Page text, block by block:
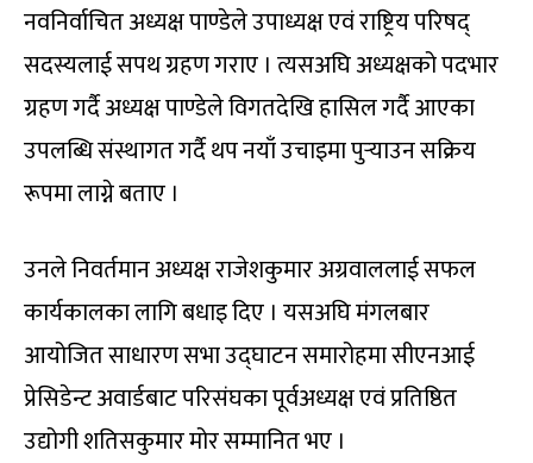
नवनिर्वाचित अध्यक्ष पाण्डेले उपाध्यक्ष एवं राष्ट्रिय परिषद्
सदस्यलाई सपथ ग्रहण गराए । त्यसअघि अध्यक्षको पदभार
ग्रहण गर्दै अध्यक्ष पाण्डेले विगतदेखि हासिल गर्दै आएका
उपलब्धि संस्थागत गर्दै थप नयाँ उचाइमा पुर्‍याउन सक्रिय
रूपमा लाग्ने बताए ।
उनले निवर्तमान अध्यक्ष राजेशकुमार अग्रवाललाई सफल
कार्यकालका लागि बधाइ दिए । यसअघि मंगलबार
आयोजित साधारण सभा उद्घाटन समारोहमा सीएनआई
प्रेसिडेन्ट अवार्डबाट परिसंघका पूर्वअध्यक्ष एवं प्रतिष्ठित
उद्योगी शतिसकुमार मोर सम्मानित भए ।